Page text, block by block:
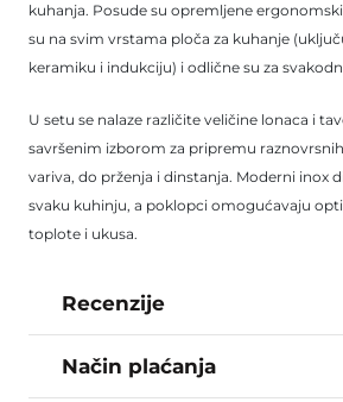
kuhanja. Posude su opremljene
su na svim vrstama ploča za kuhanje
keramiku i indukciju) i odlične su za
U setu se nalaze različite veličine lonaca i
savršenim izborom za pripremu
variva, do prženja i dinstanja. Moderni inox
svaku kuhinju, a poklopci omogućavaju
toplote i ukusa.
Recenzije
Način plaćanja